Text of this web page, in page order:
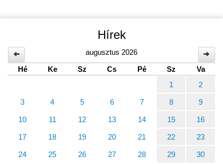
Hírek
augusztus 2026
Hé
Ke Sz Cs Pé Sz
Va
1
2
3 4 5 6 7 8 9
10 11 12 13 14 15 16
17 18 19 20 21 22 23
24 25 26 27 28 29 30